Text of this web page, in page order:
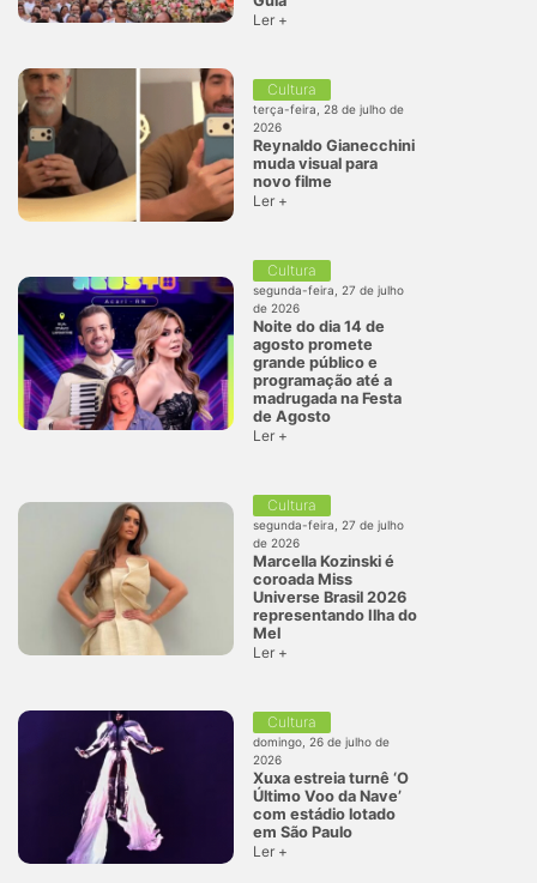
Ler +
Cultura
terça-feira, 28 de julho de
2026
Reynaldo Gianecchini
muda visual para
novo filme
Ler +
Cultura
segunda-feira, 27 de julho
de 2026
Noite do dia 14 de
agosto promete
grande público e
programação até a
madrugada na Festa
de Agosto
Ler +
Cultura
segunda-feira, 27 de julho
de 2026
Marcella Kozinski é
coroada Miss
Universe Brasil 2026
representando Ilha do
Mel
Ler +
Cultura
domingo, 26 de julho de
2026
Xuxa estreia turnê ‘O
Último Voo da Nave’
com estádio lotado
em São Paulo
Ler +